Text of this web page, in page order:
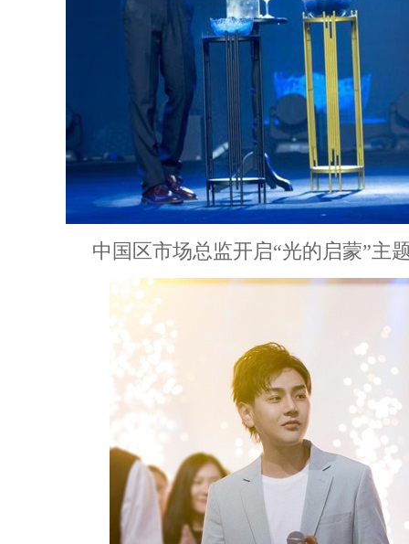
中国区市场总监开启“光的启蒙”主